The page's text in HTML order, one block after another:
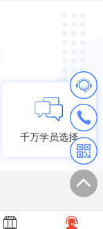
千万学员选择